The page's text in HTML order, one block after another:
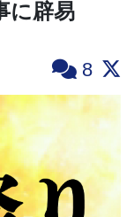
に辟易
8